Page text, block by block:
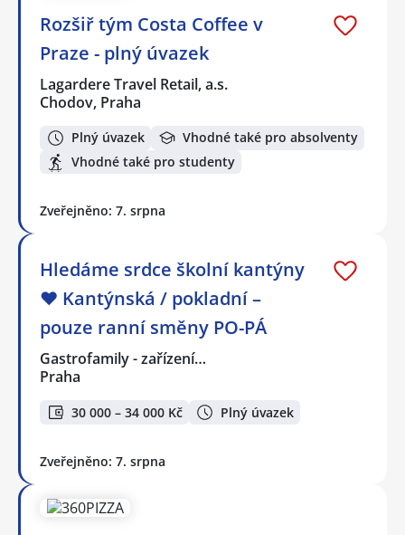
Rozšiř tým Costa Coffee v
Praze - plný úvazek
Lagardere Travel Retail, a.s.
Chodov, Praha
Plný úvazek
Vhodné také pro absolventy
Vhodné také pro studenty
Zveřejněno: 7. srpna
Hledáme srdce školní kantýny
❤️ Kantýnská / pokladní –
pouze ranní směny PO-PÁ
Gastrofamily - zařízení…
Praha
30 000 – 34 000 Kč Plný úvazek
Zveřejněno: 7. srpna